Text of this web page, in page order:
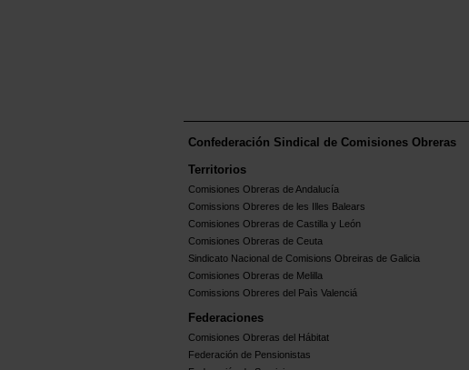
Confederación Sindical de Comisiones Obreras
Territorios
Comisiones Obreras de Andalucía
Comissions Obreres de les Illes Balears
Comisiones Obreras de Castilla y León
Comisiones Obreras de Ceuta
Sindicato Nacional de Comisions Obreiras de Galicia
Comisiones Obreras de Melilla
Comissions Obreres del Paìs Valenciá
Federaciones
Comisiones Obreras del Hábitat
Federación de Pensionistas